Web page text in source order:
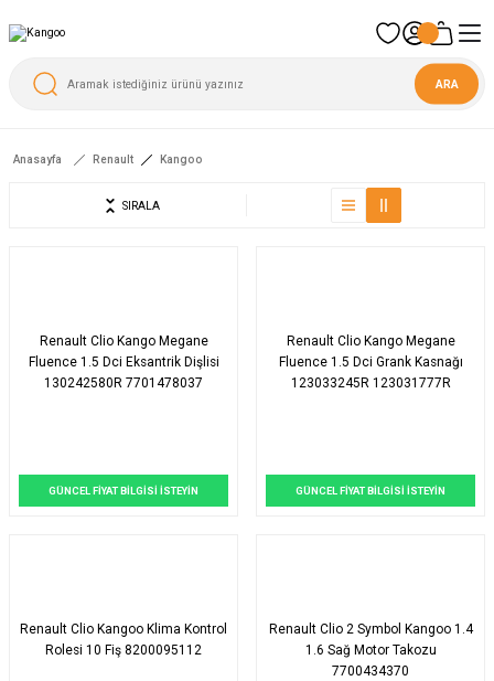
ARA
Anasayfa Renault Kangoo
SIRALA
Renault Clio Kango Megane
Fluence 1.5 Dci Eksantrik Dişlisi
130242580R 7701478037
GÜNCEL FİYAT BİLGİSİ İSTEYİN
Renault Clio Kango Megane
Fluence 1.5 Dci Grank Kasnağı
123033245R 123031777R
GÜNCEL FİYAT BİLGİSİ İSTEYİN
Renault Clio Kangoo Klima Kontrol
Rolesi 10 Fiş 8200095112
Renault Clio 2 Symbol Kangoo 1.4
1.6 Sağ Motor Takozu
7700434370